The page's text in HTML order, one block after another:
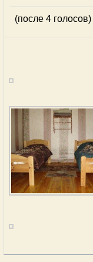
(после 4 голосов)